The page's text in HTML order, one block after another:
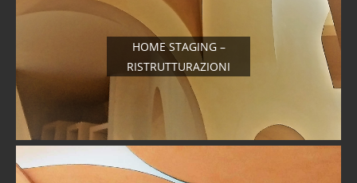
HOME STAGING –
RISTRUTTURAZIONI